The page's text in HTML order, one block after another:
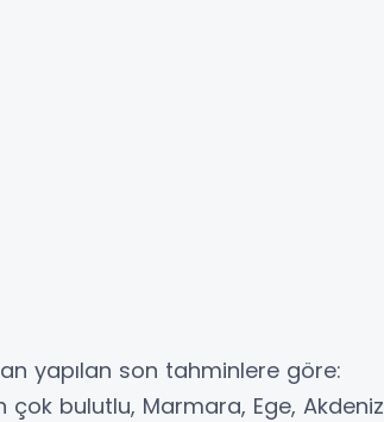
yapılan son tahminlere göre:
çok bulutlu, Marmara, Ege, Akdeniz